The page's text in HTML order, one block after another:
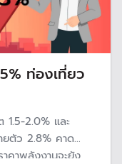
ท่องเที่ยว
2.0% และ
ยตัว 2.8% คาด
คาพลังงานจะยัง